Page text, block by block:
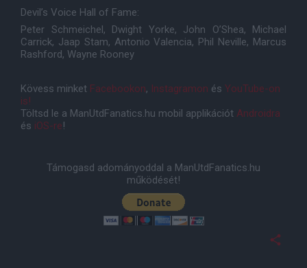
Devil’s Voice Hall of Fame:
Peter Schmeichel, Dwight Yorke, John O’Shea, Michael
Carrick, Jaap Stam, Antonio Valencia, Phil Neville, Marcus
Rashford, Wayne Rooney
Kövess minket Facebookon, Instagramon és YouTube-on
is!
Töltsd le a ManUtdFanatics.hu mobil applikációt Androidra
és iOS-re!
Támogasd adományoddal a ManUtdFanatics.hu
működését!